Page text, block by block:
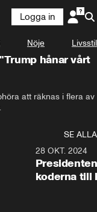
Logga in
Nöje Livsstil
hånar vårt
att räknas i flera av
SE ALLA
28 OKT. 2024
koderna till